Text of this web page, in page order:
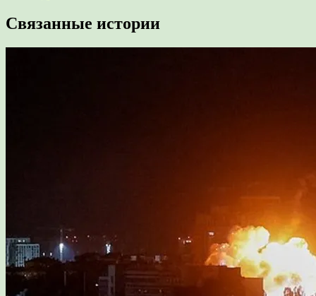
Связанные истории